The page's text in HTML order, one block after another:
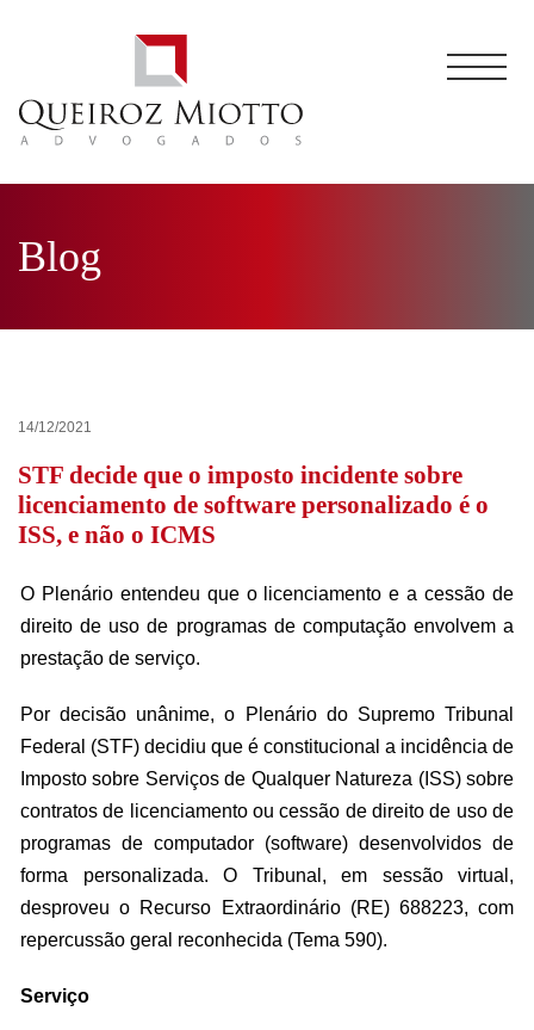
Blog
14/12/2021
STF decide que o imposto incidente sobre
licenciamento de software personalizado é o
ISS, e não o ICMS
O Plenário entendeu que o licenciamento e a cessão de
direito de uso de programas de computação envolvem a
prestação de serviço.
Por decisão unânime, o Plenário do Supremo Tribunal
Federal (STF) decidiu que é constitucional a incidência de
Imposto sobre Serviços de Qualquer Natureza (ISS) sobre
contratos de licenciamento ou cessão de direito de uso de
programas de computador (software) desenvolvidos de
forma personalizada. O Tribunal, em sessão virtual,
desproveu o Recurso Extraordinário (RE) 688223, com
repercussão geral reconhecida (Tema 590).
Serviço